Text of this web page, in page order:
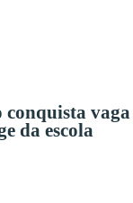
vaga
da escola